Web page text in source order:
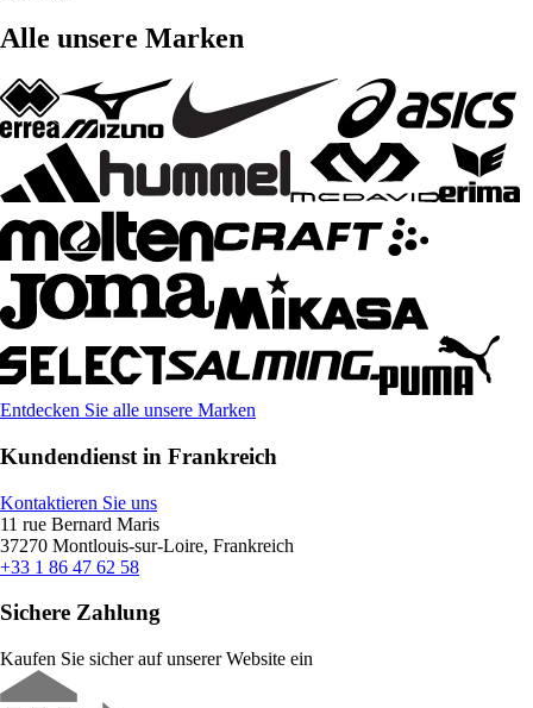
Alle unsere Marken
Entdecken Sie alle unsere Marken
Kundendienst in Frankreich
Kontaktieren Sie uns
11 rue Bernard Maris
37270 Montlouis-sur-Loire, Frankreich
+33 1 86 47 62 58
Sichere Zahlung
Kaufen Sie sicher auf unserer Website ein